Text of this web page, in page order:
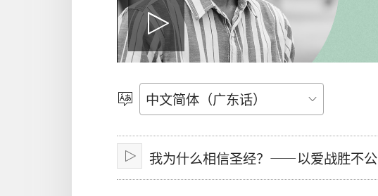
播
放
影
选
语
言播
放
我为什么相信圣经？——以爱战胜不公